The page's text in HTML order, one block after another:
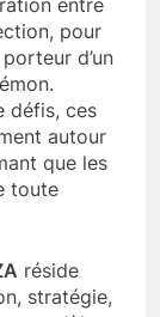
pour
d’un
défis, ces
autour
que les
toute
réside
stratégie,